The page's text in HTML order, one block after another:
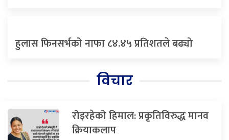
हुलास फिनसर्भको नाफा ८४.४५ प्रतिशतले बढ्यो
विचार
रोइरहेको हिमाल: प्रकृतिविरुद्ध मानव
क्रियाकलाप